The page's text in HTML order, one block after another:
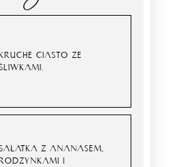
CIASTO ZE
Z ANANASEM,
I